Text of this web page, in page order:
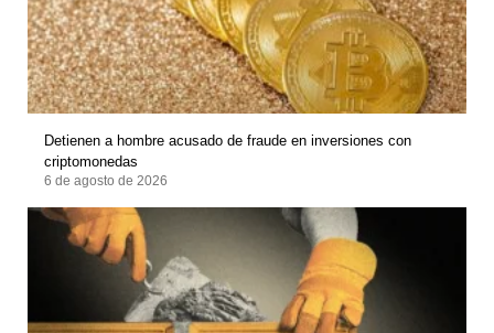
Detienen a hombre acusado de fraude en inversiones con
criptomonedas
6 de agosto de 2026